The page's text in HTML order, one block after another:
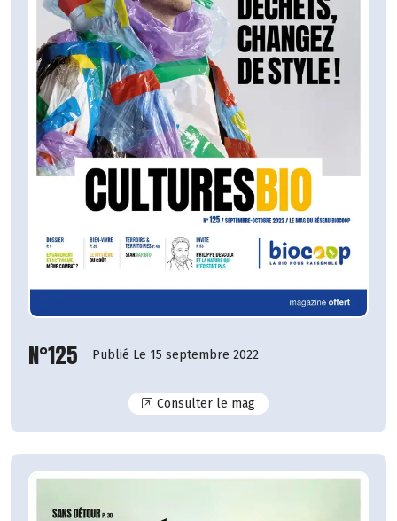
N°125 Publié Le 15 septembre 2022
Consulter le magN°125